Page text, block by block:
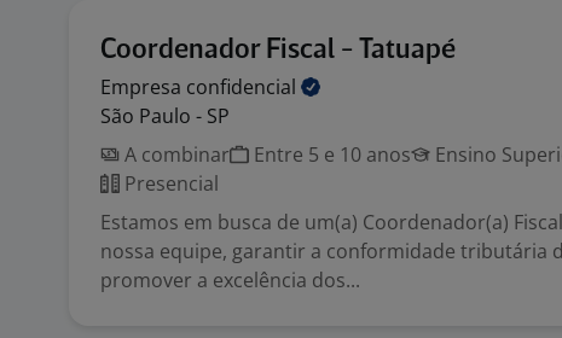
Coordenador Fiscal - Tatuapé
Empresa confidencial
São Paulo - SP
A combinar
Entre 5 e 10 anos
Ensino
Presencial
Estamos em busca de um(a) Coordenador(a)
nossa equipe, garantir a conformidade tributária
promover a excelência dos...